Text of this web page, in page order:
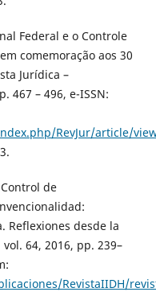
Federal e o Controle
comemoração aos 30
Jurídica –
467 – 496, e-ISSN:
RevJur/article/
Control de
Reflexiones desde la
64, 2016, pp. 239–
RevistaIIDH/